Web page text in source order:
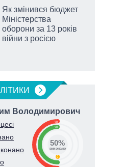
Як змінився бюджет
Міністерства
оборони за 13 років
війни з росією
Володимирович
50
50
0
50%
виконано